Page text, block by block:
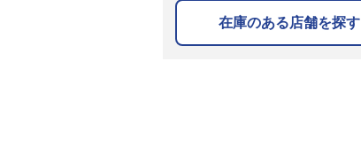
在庫のある店舗を探す